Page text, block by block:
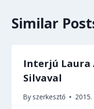
Similar
Interjú Laura
Silvaval
By szerkesztő